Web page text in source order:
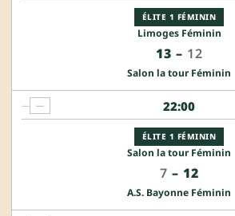
ÉLITE 1 FÉMININ
Limoges Féminin
13 – 12
Salon la tour Féminin
22:00
ÉLITE 1 FÉMININ
Salon la tour Féminin
7 – 12
A.S. Bayonne Féminin
— —